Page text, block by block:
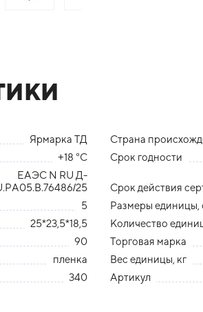
Ярмарка ТД Страна
+18 °С Срок годности
ЕАЭС N RU Д-
25
Срок действия
5 Размеры единицы,
25*23,5*18,5 Количество
90 Торговая марка
пленка Вес единицы, кг
340 Артикул